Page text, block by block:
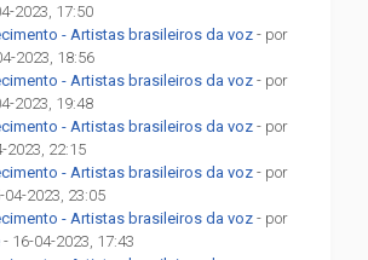
2023, 17:50
- Artistas brasileiros da voz - por
2023, 18:56
- Artistas brasileiros da voz - por
2023, 19:48
- Artistas brasileiros da voz - por
2023, 22:15
- Artistas brasileiros da voz - por
04-2023, 23:05
- Artistas brasileiros da voz - por
- 16-04-2023, 17:43